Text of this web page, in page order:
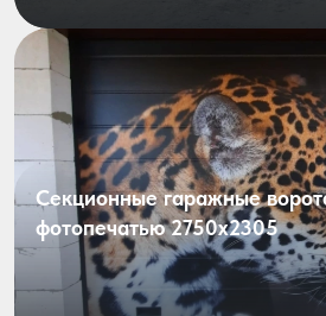
Секционные гаражные
фотопечатью 2750х2305